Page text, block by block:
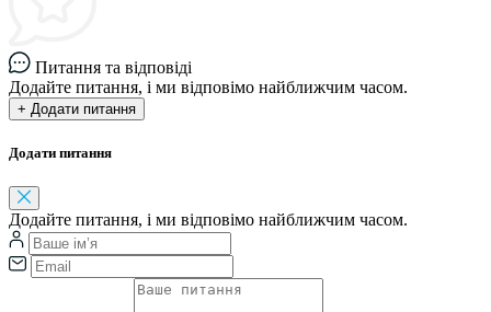
Питання та відповіді
Додайте питання, і ми відповімо найближчим часом.
+ Додати питання
Додати питання
Додайте питання, і ми відповімо найближчим часом.